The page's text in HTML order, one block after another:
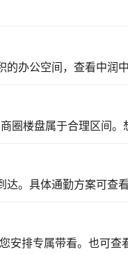
办公空间， 查看中润
圈楼盘属于合理区间。
达。具体通勤方案可查
安排专属带看。也可查